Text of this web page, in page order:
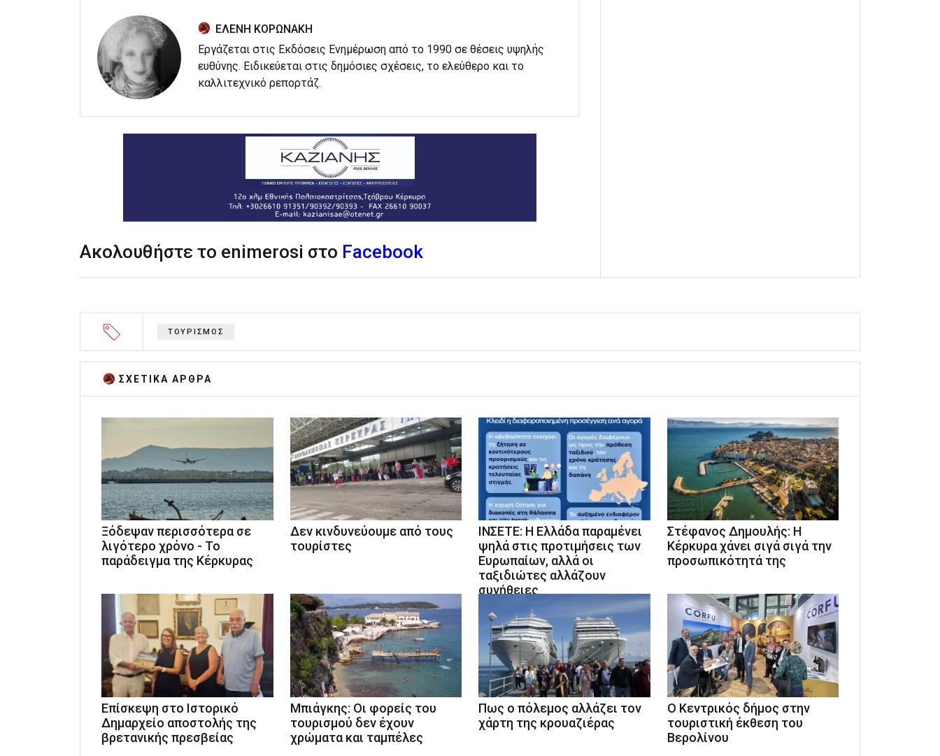
ΕΛΕΝΗ ΚΟΡΩΝΑΚΗ
Εργάζεται στις Εκδόσεις Ενημέρωση από το 1990 σε θέσεις υψηλής
ευθύνης. Ειδικεύεται στις δημόσιες σχέσεις, το ελεύθερο και το
καλλιτεχνικό ρεπορτάζ.
Ακολουθήστε το enimerosi στο Facebook
ΤΟΥΡΙΣΜΟΣ
ΣΧΕΤΙΚA AΡΘΡΑ
Ξόδεψαν περισσότερα σε
λιγότερο χρόνο - Το
παράδειγμα της Κέρκυρας
Δεν κινδυνεύουμε από τους
τουρίστες
ΙΝΣΕΤΕ: Η Ελλάδα παραμένει
ψηλά στις προτιμήσεις των
Ευρωπαίων, αλλά οι
ταξιδιώτες αλλάζουν
συνήθειες
Στέφανος Δημουλής: Η
Κέρκυρα χάνει σιγά σιγά την
προσωπικότητά της
Επίσκεψη στο Ιστορικό
Δημαρχείο αποστολής της
βρετανικής πρεσβείας
Μπιάγκης: Οι φορείς του
τουρισμού δεν έχουν
χρώματα και ταμπέλες
Πως ο πόλεμος αλλάζει τον
χάρτη της κρουαζιέρας
Ο Κεντρικός δήμος στην
τουριστική έκθεση του
Βερολίνου